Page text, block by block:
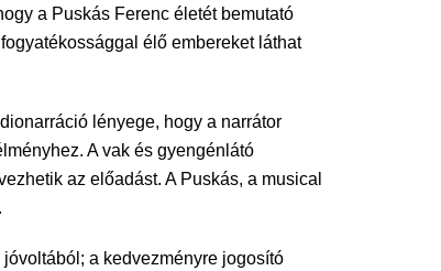
a Puskás Ferenc életét bemutató
élő embereket láthat
lényege, hogy a narrátor
A vak és gyengénlátó
az előadást. A Puskás, a musical
a kedvezményre jogosító